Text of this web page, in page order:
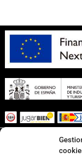
Página web